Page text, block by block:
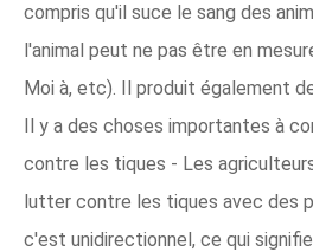
compris qu'il suce le sang des
l'animal peut ne pas être en
Moi à, etc). Il produit également
Il y a des choses importantes à
contre les tiques - Les
lutter contre les tiques avec des
c'est unidirectionnel, ce qui